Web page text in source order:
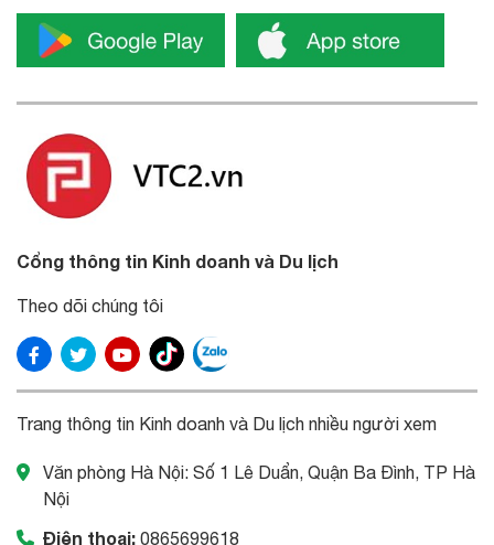
Cổng thông tin Kinh doanh và Du lịch
Theo dõi chúng tôi
Trang thông tin Kinh doanh và Du lịch nhiều người xem
Văn phòng Hà Nội: Số 1 Lê Duẩn, Quận Ba Đình, TP Hà
Nội
Điện thoại: 0865699618